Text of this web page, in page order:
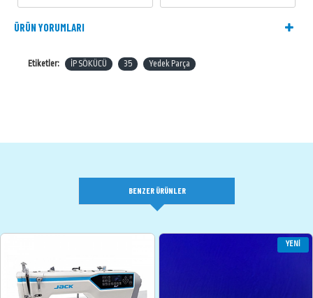
ÜRÜN YORUMLARI
Etiketler: İP SÖKÜCÜ 35 Yedek Parça
BENZER ÜRÜNLER
YENI